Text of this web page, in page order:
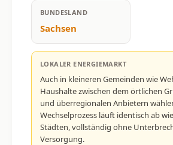
BUNDESLAND
Sachsen
LOKALER ENERGIEMARKT
Auch in kleineren Gemeinden wie
Haushalte zwischen dem örtlichen
und überregionalen Anbietern
Wechselprozess läuft identisch ab
Städten, vollständig ohne
Versorgung.